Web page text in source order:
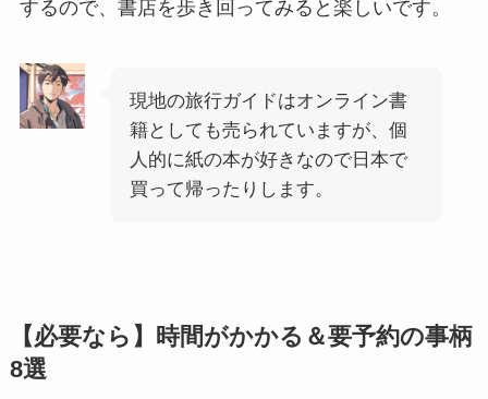
するので、書店を歩き回ってみると楽しいです。
現地の旅行ガイドはオンライン書
籍としても売られていますが、個
人的に紙の本が好きなので日本で
買って帰ったりします。
【必要なら】時間がかかる＆要予約の事柄
8選